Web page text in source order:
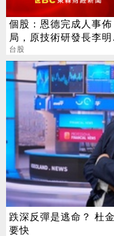
個股：恩德完成人事佈
局，原技術研發長李明
接任總經理，領集團邁
一階段
台股
跌深反彈是逃命？ 杜
要快